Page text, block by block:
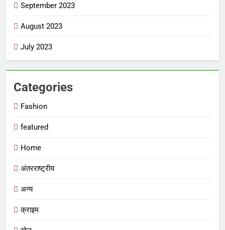
September 2023
August 2023
July 2023
Categories
Fashion
featured
Home
अंतरराष्ट्रीय
अन्य
क्राइम